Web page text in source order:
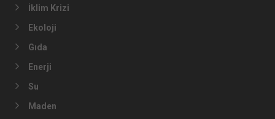
Türkiye
Dünya
Ekonomi
Kadın
Gençlik
Emek